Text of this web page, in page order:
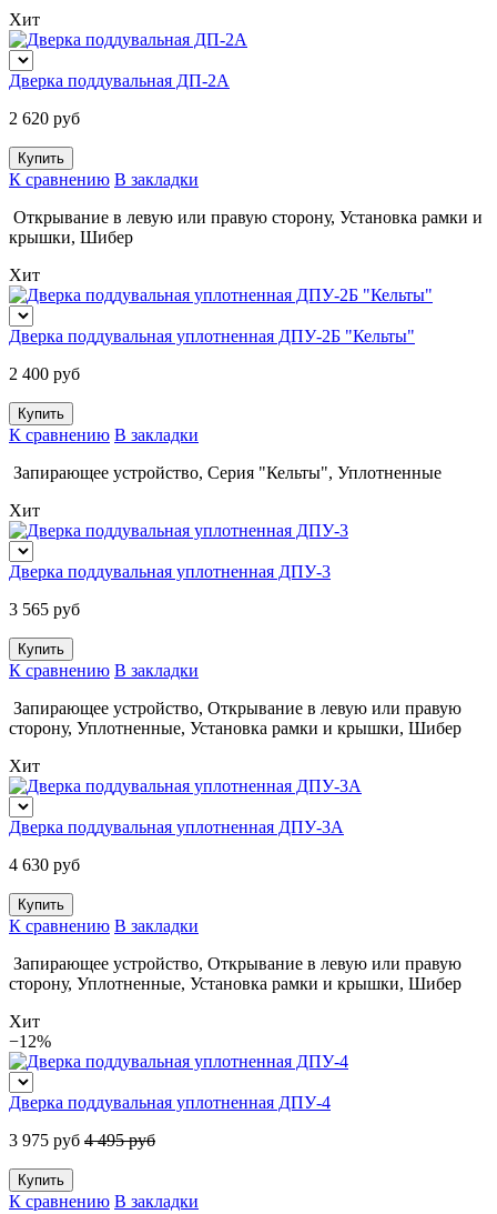
Хит
Дверка поддувальная ДП-2А
2 620 руб
К сравнению В закладки
Открывание в левую или правую сторону, Установка рамки и
крышки, Шибер
Хит
Дверка поддувальная уплотненная ДПУ-2Б "Кельты"
2 400 руб
К сравнению В закладки
Запирающее устройство, Серия "Кельты", Уплотненные
Хит
Дверка поддувальная уплотненная ДПУ-3
3 565 руб
К сравнению В закладки
Запирающее устройство, Открывание в левую или правую
сторону, Уплотненные, Установка рамки и крышки, Шибер
Хит
Дверка поддувальная уплотненная ДПУ-3А
4 630 руб
К сравнению В закладки
Запирающее устройство, Открывание в левую или правую
сторону, Уплотненные, Установка рамки и крышки, Шибер
Хит
−12%
Дверка поддувальная уплотненная ДПУ-4
3 975 руб 4 495 руб
К сравнению В закладки